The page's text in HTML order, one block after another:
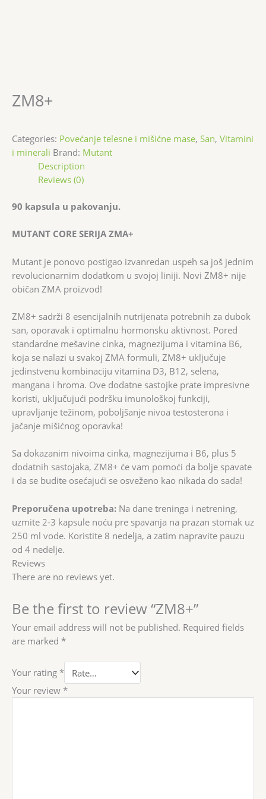
ZM8+
Categories: Povećanje telesne i mišićne mase, San, Vitamini
i minerali Brand: Mutant
Description
Reviews (0)
90 kapsula u pakovanju.
MUTANT CORE SERIJA ZMA+
Mutant je ponovo postigao izvanredan uspeh sa još jednim
revolucionarnim dodatkom u svojoj liniji. Novi ZM8+ nije
običan ZMA proizvod!
ZM8+ sadrži 8 esencijalnih nutrijenata potrebnih za dubok
san, oporavak i optimalnu hormonsku aktivnost. Pored
standardne mešavine cinka, magnezijuma i vitamina B6,
koja se nalazi u svakoj ZMA formuli, ZM8+ uključuje
jedinstvenu kombinaciju vitamina D3, B12, selena,
mangana i hroma. Ove dodatne sastojke prate impresivne
koristi, uključujući podršku imunološkoj funkciji,
upravljanje težinom, poboljšanje nivoa testosterona i
jačanje mišićnog oporavka!
Sa dokazanim nivoima cinka, magnezijuma i B6, plus 5
dodatnih sastojaka, ZM8+ će vam pomoći da bolje spavate
i da se budite osećajući se osveženo kao nikada do sada!
Preporučena upotreba: Na dane treninga i netrening,
uzmite 2-3 kapsule noću pre spavanja na prazan stomak uz
250 ml vode. Koristite 8 nedelja, a zatim napravite pauzu
od 4 nedelje.
Reviews
There are no reviews yet.
Be the first to review “ZM8+”
Your email address will not be published. Required fields
are marked *
Your rating *
Your review *